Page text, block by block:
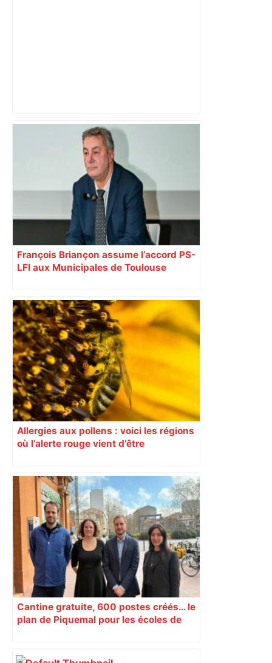
Vous pensiez que c’était comme une
voiture ? La vérité sur les avions qui
reculent – ici.fr
François Briançon assume l’accord PS-
LFI aux Municipales de Toulouse
Allergies aux pollens : voici les régions
où l’alerte rouge vient d’être
Cantine gratuite, 600 postes créés… le
plan de Piquemal pour les écoles de